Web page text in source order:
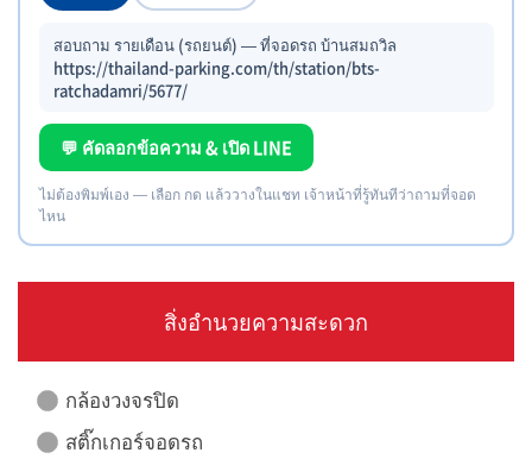
สอบถาม รายเดือน (รถยนต์) — ที่จอดรถ บ้านสมถวิล
https://thailand-parking.com/th/station/bts-
ratchadamri/5677/
💬 คัดลอกข้อความ & เปิด LINE
ไม่ต้องพิมพ์เอง — เลือก กด แล้ววางในแชท เจ้าหน้าที่รู้ทันทีว่าถามที่จอด
ไหน
สิ่งอำนวยความสะดวก
กล้องวงจรปิด
สติ๊กเกอร์จอดรถ